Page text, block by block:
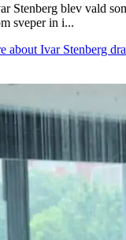
Stenberg blev vald
sveper in i...
about Ivar Stenberg